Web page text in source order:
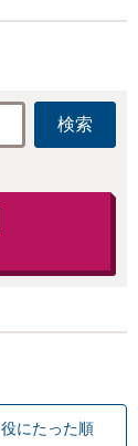
検索
役にたった順